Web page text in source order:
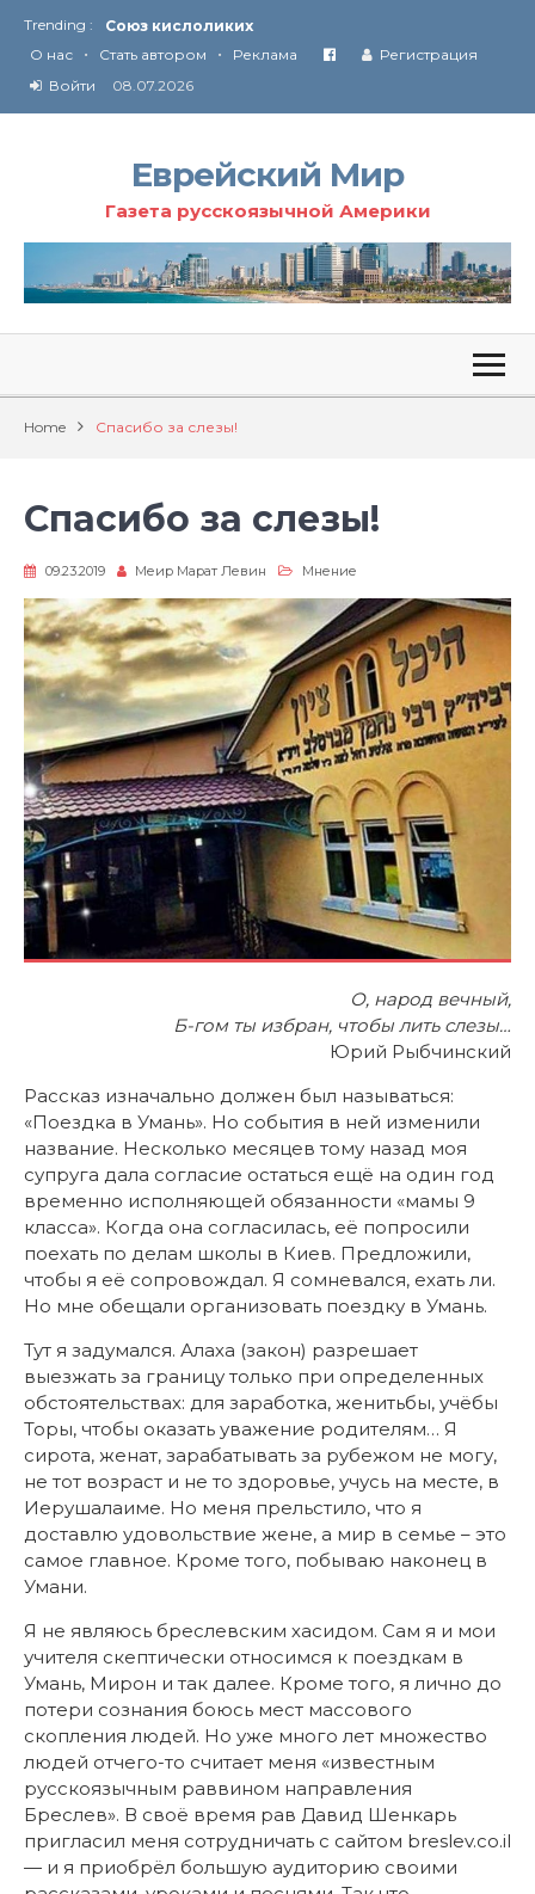
Trending :
Соглашение США с Ираном
Технология Революции в Иране
О нас • Стать автором • Реклама
Регистрация
Войти
08.07.2026
Еврейский Мир
Газета русскоязычной Америки
Home Спасибо за слезы!
Спасибо за слезы!
09.23.2019 Меир Марат Левин Мнение
О, народ вечный,
Б-гом ты избран, чтобы лить слезы…
Юрий Рыбчинский
Рассказ изначально должен был называться:
«Поездка в Умань». Но события в ней изменили
название. Несколько месяцев тому назад моя
супруга дала согласие остаться ещё на один год
временно исполняющей обязанности «мамы 9
класса». Когда она согласилась, её попросили
поехать по делам школы в Киев. Предложили,
чтобы я её сопровождал. Я сомневался, ехать ли.
Но мне обещали организовать поездку в Умань.
Тут я задумался. Алаха (закон) разрешает
выезжать за границу только при определенных
обстоятельствах: для заработка, женитьбы, учёбы
Торы, чтобы оказать уважение родителям… Я
сирота, женат, зарабатывать за рубежом не могу,
не тот возраст и не то здоровье, учусь на месте, в
Иерушалаиме. Но меня прельстило, что я
доставлю удовольствие жене, а мир в семье – это
самое главное. Кроме того, побываю наконец в
Умани.
Я не являюсь бреслевским хасидом. Сам я и мои
учителя скептически относимся к поездкам в
Умань, Мирон и так далее. Кроме того, я лично до
потери сознания боюсь мест массового
скопления людей. Но уже много лет множество
людей отчего-то считает меня «известным
русскоязычным раввином направления
Бреслев». В своё время рав Давид Шенкарь
пригласил меня сотрудничать с сайтом breslev.co.il
— и я приобрёл большую аудиторию своими